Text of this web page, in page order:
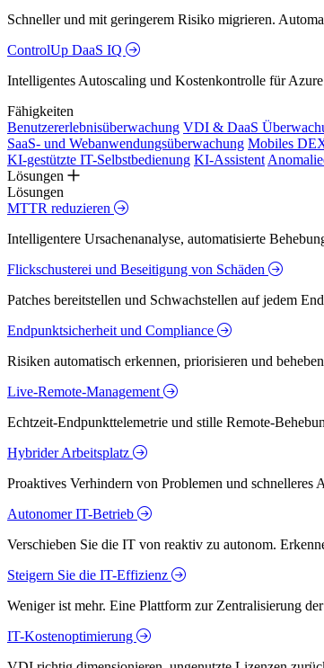
Schneller und mit geringerem Risiko migrieren.
ControlUp DaaS IQ
Intelligentes Autoscaling und Kostenkontrolle für
Fähigkeiten
Benutzererlebnisüberwachung VDI & DaaS
SaaS- und Webanwendungsüberwachung Mobiles
KI-gestützte IT-Selbstbedienung KI-Assistent
Lösungen
Lösungen
MTTR reduzieren
Intelligentere Ursachenanalyse, automatisierte
Flickschusterei und Beseitigung von Schäden
Patches bereitstellen und Schwachstellen auf jedem
Endpunktsicherheit und Compliance
Risiken automatisch erkennen, priorisieren und
Live-Remote-Management
Echtzeit-Endpunkttelemetrie und stille Remote-
Hybrider Arbeitsplatz
Proaktives Verhindern von Problemen und
Autonomer IT-Betrieb
Verschieben Sie die IT von reaktiv zu autonom.
Steigern Sie die IT-Effizienz
Weniger ist mehr. Eine Plattform zur Zentralisierung
IT-Kostenoptimierung